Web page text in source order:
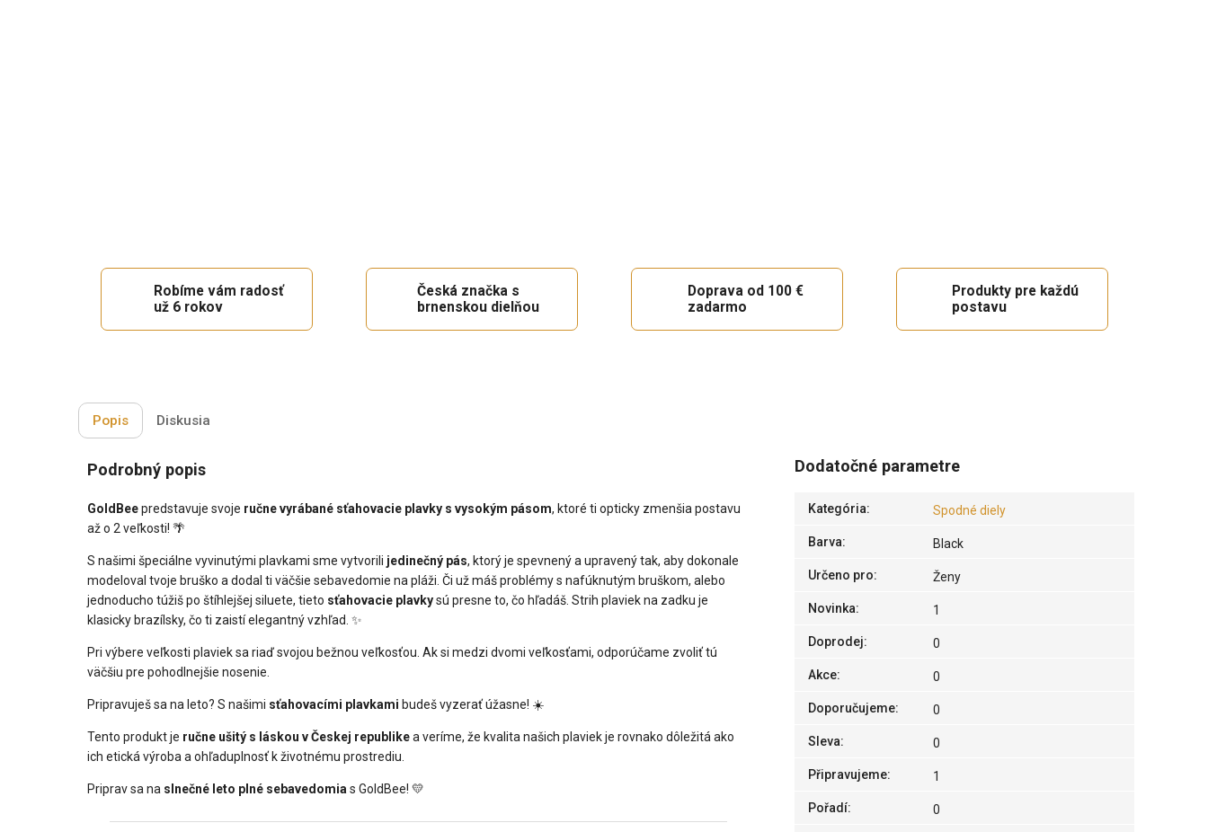
Robíme vám radosť
už 6 rokov
Česká značka s
brnenskou dielňou
Doprava od 100 €
zadarmo
Produkty pre každú
postavu
Popis Diskusia
Podrobný popis
GoldBeepredstavuje svoje ručne vyrábané sťahovacie plavky s vysokým pásom, ktoré ti opticky zmenšia postavu
až o 2 veľkosti! 🌴
S našimi špeciálne vyvinutými plavkami sme vytvorili jedinečný pás, ktorý je spevnený a upravený tak, aby dokonale
modeloval tvoje bruško a dodal ti väčšie sebavedomie na pláži. Či už máš problémy s nafúknutým bruškom, alebo
jednoducho túžiš po štíhlejšej siluete, tieto sťahovacie plavkysú presne to, čo hľadáš. Strih plaviek na zadku je
klasicky brazílsky, čo ti zaistí elegantný vzhľad. ✨
Pri výbere veľkosti plaviek sa riaď svojou bežnou veľkosťou. Ak si medzi dvomi veľkosťami, odporúčame zvoliť tú
väčšiu pre pohodlnejšie nosenie.
Pripravuješ sa na leto? S našimi sťahovacími plavkami budeš vyzerať úžasne! ☀️
Tento produkt je ručne ušitý s láskou v Českej republikea veríme, že kvalita našich plaviek je rovnako dôležitá ako
ich etická výroba a ohľaduplnosť k životnému prostrediu.
Priprav sa na slnečné leto plné sebavedomia s GoldBee! 💛
Dodatočné parametre
Kategória: Spodné diely
Barva: Black
Určeno pro: Ženy
Novinka: 1
Doprodej: 0
Akce: 0
Doporučujeme: 0
Sleva: 0
Připravujeme: 1
Pořadí: 0